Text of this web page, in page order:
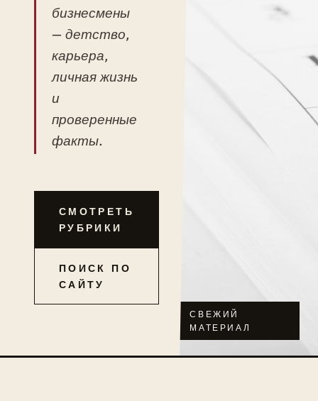
бизнесмены
— детство,
карьера,
личная жизнь
и
проверенные
факты.
СМОТРЕТЬ
РУБРИКИ
ПОИСК ПО
САЙТУ
СВЕЖИЙ
МАТЕРИАЛ